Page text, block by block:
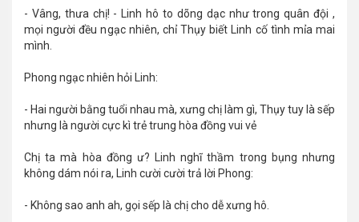
- Vâng, thưa chị! - Linh hô to dõng dạc như trong quân đội ,
mọi người đều ngạc nhiên, chỉ Thụy biết Linh cố tình mỉa mai
mình.
Phong ngạc nhiên hỏi Linh:
- Hai người bằng tuổi nhau mà, xưng chị làm gì, Thụy tuy là sếp
nhưng là người cực kì trẻ trung hòa đồng vui vẻ
Chị ta mà hòa đồng ư? Linh nghĩ thầm trong bụng nhưng
không dám nói ra, Linh cười cười trả lời Phong:
- Không sao anh ah, gọi sếp là chị cho dễ xưng hô.